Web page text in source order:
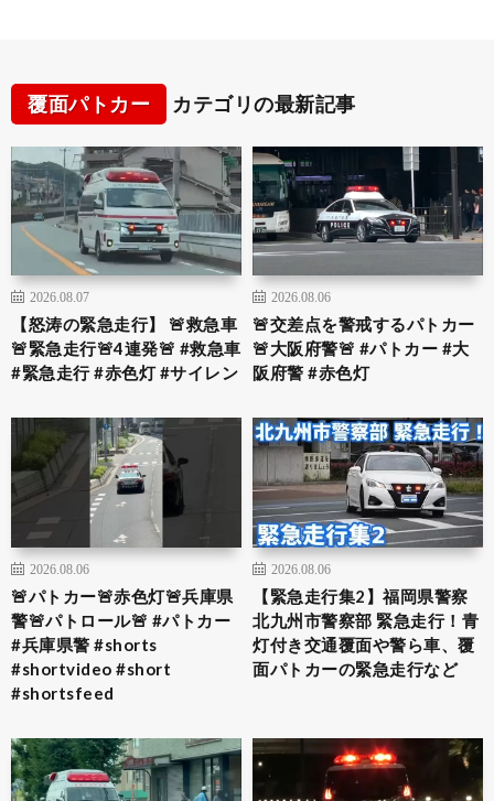
覆面パトカー カテゴリの最新記事
2026.08.07
【怒涛の緊急走行】 🚨救急車
🚨緊急走行🚨4連発🚨 #救急車
#緊急走行 #赤色灯 #サイレン
2026.08.06
🚨交差点を警戒するパトカー
🚨大阪府警🚨 #パトカー #大
阪府警 #赤色灯
2026.08.06
🚨パトカー🚨赤色灯🚨兵庫県
警🚨パトロール🚨 #パトカー
#兵庫県警 #shorts
#shortvideo #short
#shortsfeed
2026.08.06
【緊急走行集2】福岡県警察
北九州市警察部 緊急走行！青
灯付き交通覆面や警ら車、覆
面パトカーの緊急走行など